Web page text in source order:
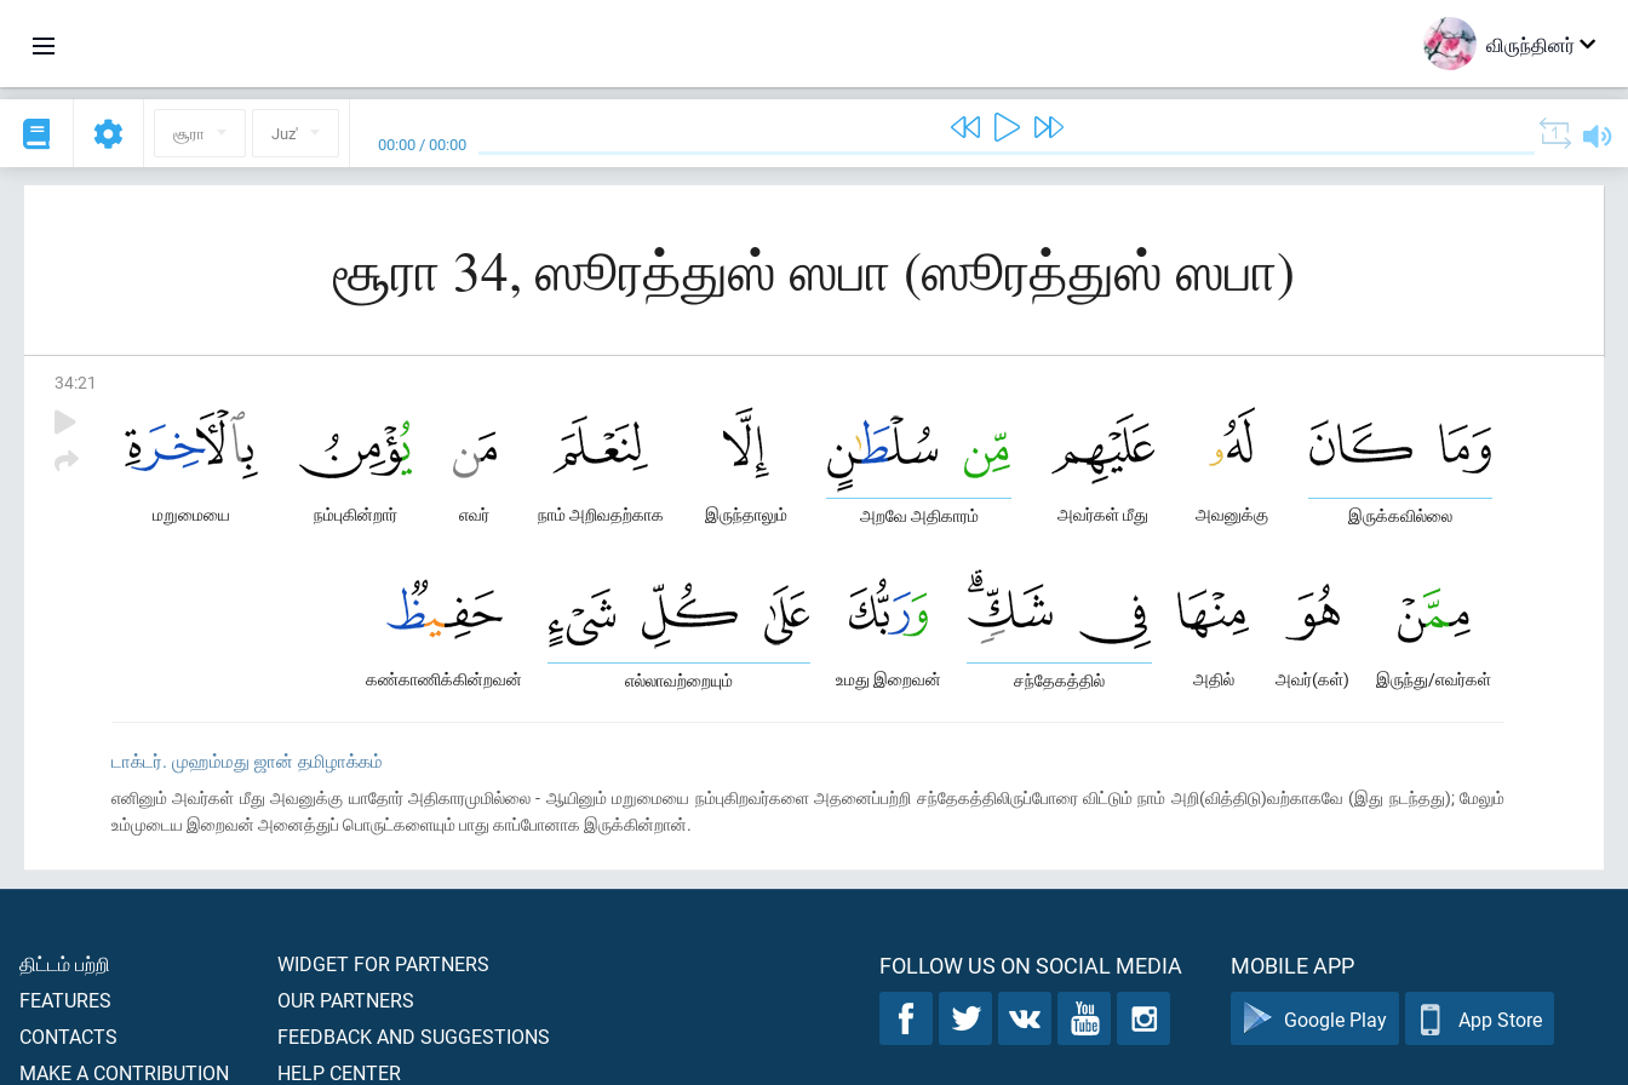
விருந்தினர்
சூரா Juz' 00:00 /00:00
சூரா 34, ஸூரத்துஸ் ஸபா (ஸூரத்துஸ் ஸபா)
34:21
இருக்கவில்லை
அவனுக்கு
அவர்கள் மீது
அறவே அதிகாரம்
இருந்தாலும்
நாம் அறிவதற்காக
எவர்
நம்புகின்றார்
மறுமையை
இருந்து/எவர்கள்
அவர்(கள்)
அதில்
சந்தேகத்தில்
உமது இறைவன்
எல்லாவற்றையும்
கண்காணிக்கின்றவன்
டாக்டர். முஹம்மது ஜான் தமிழாக்கம்
எனினும் அவர்கள் மீது அவனுக்கு யாதோர் அதிகாரமுமில்லை - ஆயினும் மறுமையை நம்புகிறவர்களை அதனைப்பற்றி சந்தேகத்திலிருப்போரை விட்டும் நாம் அறி(வித்திடு)வற்காகவே (இது நடந்தது); மேலும்
உம்முடைய இறைவன் அனைத்துப் பொருட்களையும் பாது காப்போனாக இருக்கின்றான்.
திட்டம் பற்றி
FEATURES
CONTACTS
MAKE A CONTRIBUTION
WIDGET FOR PARTNERS
OUR PARTNERS
FEEDBACK AND SUGGESTIONS
HELP CENTER
FOLLOW US ON SOCIAL MEDIA MOBILE APP
Google Play App Store